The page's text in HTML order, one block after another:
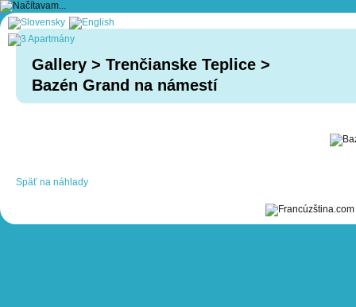
Gallery > Trenčianske Teplice >
Bazén Grand na námestí
Späť na náhlady